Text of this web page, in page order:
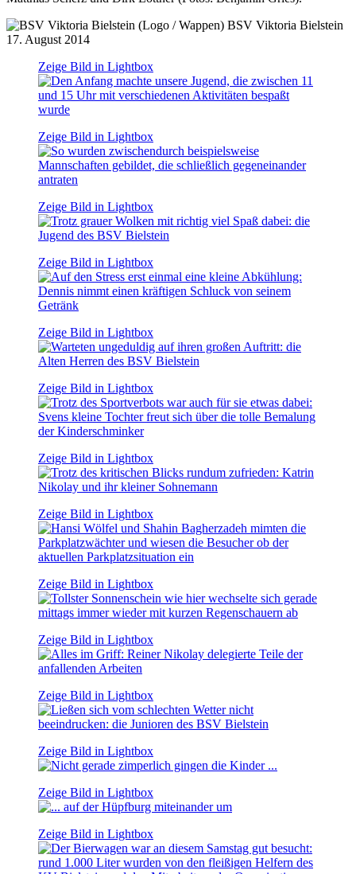
BSV Viktoria Bielstein
17. August 2014
Zeige Bild in Lightbox
Zeige Bild in Lightbox
Zeige Bild in Lightbox
Zeige Bild in Lightbox
Zeige Bild in Lightbox
Zeige Bild in Lightbox
Zeige Bild in Lightbox
Zeige Bild in Lightbox
Zeige Bild in Lightbox
Zeige Bild in Lightbox
Zeige Bild in Lightbox
Zeige Bild in Lightbox
Zeige Bild in Lightbox
Zeige Bild in Lightbox